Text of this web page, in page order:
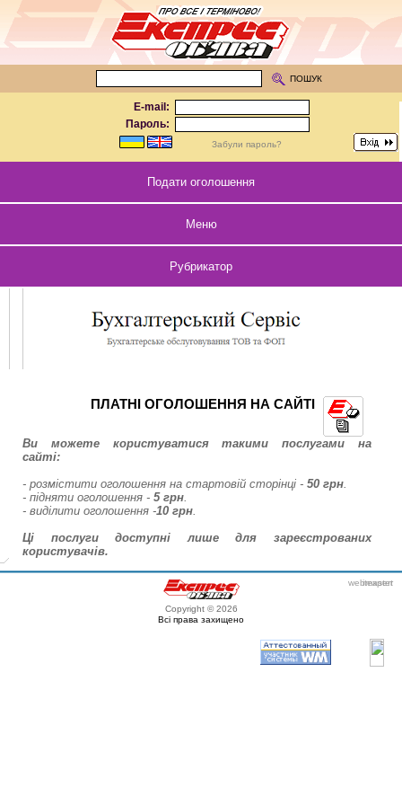
E-mail:
Пароль:
Забули пароль?
ПОШУК
Подати оголошення
Меню
Рубрикатор
ПЛАТНІ ОГОЛОШЕННЯ НА САЙТІ
Ви можете користуватися такими послугами на
сайті:
- розмістити оголошення на стартовій сторінці - 50 грн.
- підняти оголошення - 5 грн.
- виділити оголошення -10 грн.
Ці послуги доступні лише для зареєстрованих
користувачів.
Copyright © 2026
Всі права захищено
webmaster
itexpert